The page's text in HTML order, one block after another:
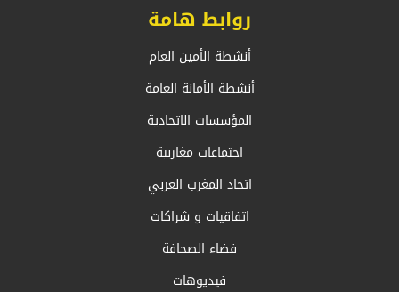
روابط هامة
أنشطة الأمين العام
أنشطة الأمانة العامة
المؤسسات الاتحادية
اجتماعات مغاربية
اتحاد المغرب العربي
اتفاقيات و شراكات
فضاء الصحافة
فيديوهات